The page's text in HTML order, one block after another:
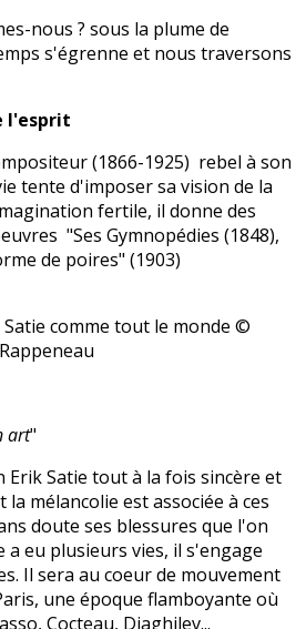
nous ? sous la plume de
s'égrenne et nous traversons
l'esprit
(1866-1925) rebel à son
tente d'imposer sa vision de la
fertile, il donne des
"Ses Gymnopédies (1848),
de poires" (1903)
Satie comme tout le monde ©
art"
Erik Satie tout à la fois sincère et
mélancolie est associée à ces
doute ses blessures que l'on
a eu plusieurs vies, il s'engage
Il sera au coeur de mouvement
une époque flamboyante où
Cocteau, Diaghilev...